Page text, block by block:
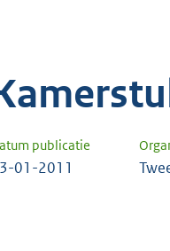
publicatie
01-2011